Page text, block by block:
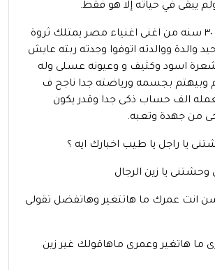
يبقى في حياته إلا هو فقط.
زين الجارحى عمرة ٣٠ سنه من اغنى اغنياء مصر يمتلك ثروة
والدة ووالدته اتوفوا وجدته ربته عايش
اسود وكثيف و وعيونه عسلى وله
بجسمه ورياضته جدا ناجح ف
الف حساب ذكى جدا وقدر يكون
من جهدة وتعبه.
يا راجل يا طيب اخبارك ايه ؟
يا زين الرجال
حسن انت عمرك ما هاتتغير وهاتفضل تقولى
ما هاتغير وعمرى ماهاقولك غير زين